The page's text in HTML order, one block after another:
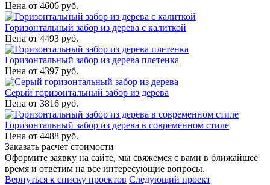
Цена от 4606 руб.
Горизонтальный забор из дерева с калиткой
Цена от 4493 руб.
Горизонтальный забор из дерева плетенка
Цена от 4397 руб.
Серый горизонтальный забор из дерева
Цена от 3816 руб.
Горизонтальный забор из дерева в современном стиле
Цена от 4488 руб.
Заказать расчет стоимости
Оформите заявку на сайте, мы свяжемся с вами в ближайшее
время и ответим на все интересующие вопросы.
Вернуться к списку проектов Следующий проект